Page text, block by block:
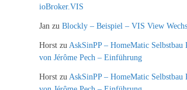
ioBroker.VIS
Jan zu Blockly – Beispiel – VIS View
Horst zu AskSinPP – HomeMatic Selbstbau
von Jérôme Pech – Einführung
Horst zu AskSinPP – HomeMatic Selbstbau